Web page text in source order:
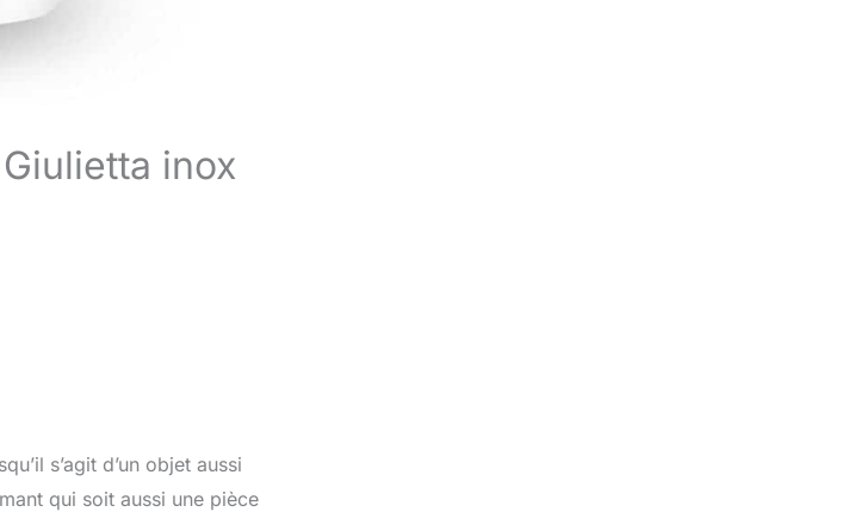
inox
s’agit d’un objet aussi
qui soit aussi une pièce